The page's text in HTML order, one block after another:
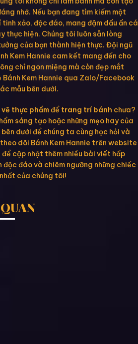
nhớ. Nếu bạn đang tìm kiếm một
xảo, độc đáo, mang đậm dấu ấn cá
thực hiện. Chúng tôi luôn sẵn lòng
của bạn thành hiện thực. Đội ngũ
Kem Hannie cam kết mang đến cho
chỉ ngon miệng mà còn đẹp mắt
Kem Hannie qua Zalo/Facebook
mẫu bên dưới.
thực phẩmđể trang trí bánh chưa?
sáng tạo hoặc những mẹo hay của
dưới để chúng ta cùng học hỏi và
dõi Bánh Kem Hannie trên website
cập nhật thêm nhiều bài viết hấp
độc đáo và chiêm ngưỡng những chiếc
của chúng tôi!